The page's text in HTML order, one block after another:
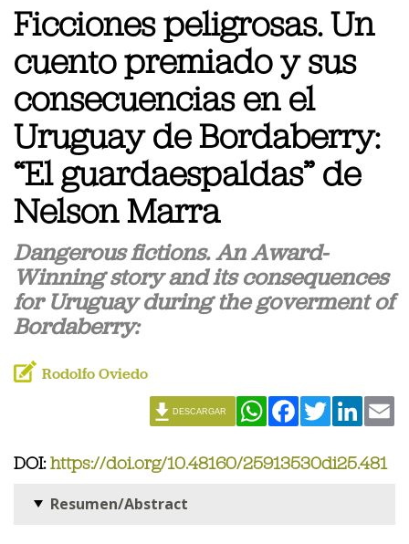
Ficciones peligrosas. Un
cuento premiado y sus
consecuencias en el
Uruguay de Bordaberry:
“El guardaespaldas” de
Nelson Marra
Dangerous fictions. An Award-
Winning story and its consequences
for Uruguay during the goverment of
Bordaberry:
Rodolfo Oviedo
WhatsAppFacebookTwitter
DESCARGAR
DOI: https://doi.org/10.48160/25913530di25.481
Resumen/Abstract